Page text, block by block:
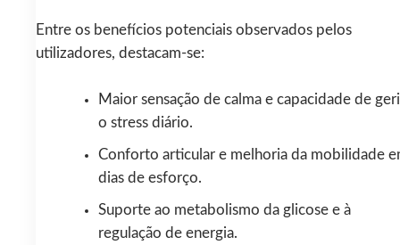
Entre os benefícios potenciais observados pelos
utilizadores, destacam-se:
Maior sensação de calma e capacidade de
o stress diário.
Conforto articular e melhoria da mobilidade
dias de esforço.
Suporte ao metabolismo da glicose e à
regulação de energia.